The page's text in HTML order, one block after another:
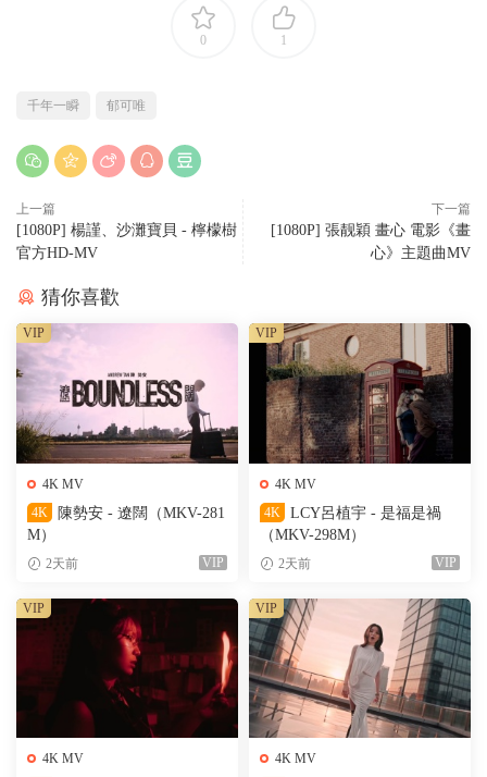
0 1
千年一瞬 郁可唯
上一篇
[1080P] 楊謹、沙灘寶貝 - 檸檬樹
官方HD-MV
下一篇
[1080P] 張靓穎 畫心 電影《畫
心》主題曲MV
猜你喜歡
4K MV
4K
陳勢安 - 遼闊（MKV-281
M）
2天前 VIP
VIP
4K MV
4K
LCY呂植宇 - 是福是禍
（MKV-298M）
2天前 VIP
VIP
4K MV
VIP
4K MV
VIP